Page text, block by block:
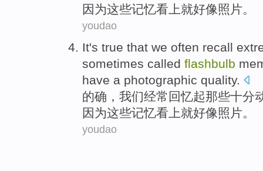
因为这些记忆看上就好像照片 。
youdao
It's true that we often recall
sometimes called flashbulb
have a photographic quality.
的确 ， 我们经常 回忆起那些十分
因为这些记忆看上就好像照片。
youdao